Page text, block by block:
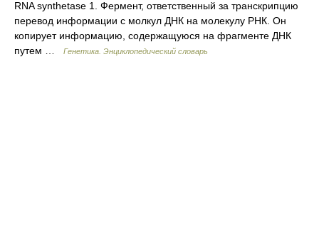
RNA synthetase 1. Фермент, ответственный за транскрипцию
перевод информации с молкул ДНК на молекулу РНК. Он
копирует информацию, содержащуюся на фрагменте ДНК
путем …
Генетика. Энциклопедический словарь